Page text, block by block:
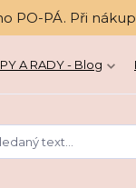
PO-PÁ. Při
A RADY - Blog